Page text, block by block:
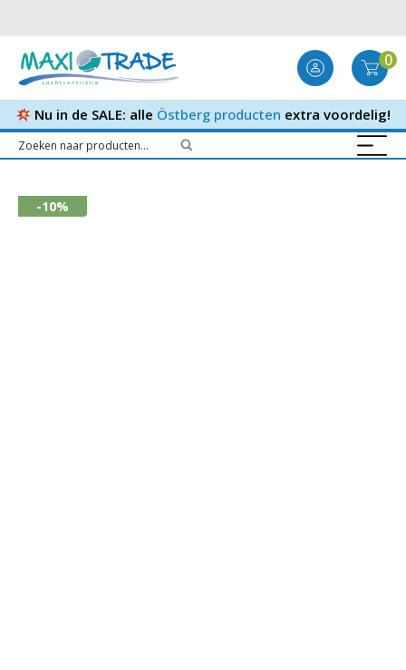
0
Nu in de SALE: alle Östberg producten extra voordelig!
-10%